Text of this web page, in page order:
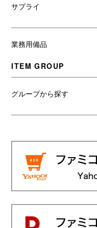
サプライ
業務用備品
ITEM GROUP
グループから探す